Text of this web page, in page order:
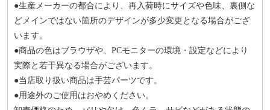
●生産メーカーの都合により、再入荷時にサイズや色味、裏側な
どメインではない箇所のデザインが多少変更となる場合がござ
います。
●商品の色はブラウザや、PCモニターの環境・設定などにより
実際と若干異なる場合がございます。
●当店取り扱い商品は手芸パーツです。
●用途外のご使用はおやめください。